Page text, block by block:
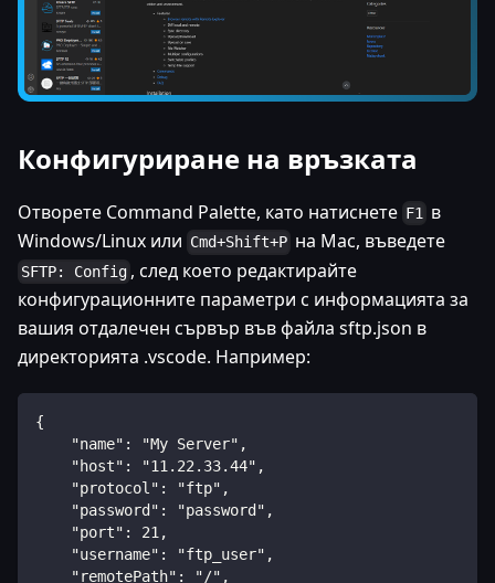
Конфигуриране на връзката
Отворете Command Palette, като натиснете F1 в
Windows/Linux или Cmd+Shift+P на Mac, въведете
SFTP: Config , след което редактирайте
конфигурационните параметри с информацията за
вашия отдалечен сървър във файла sftp.json в
директорията .vscode. Например:
{
    "name": "My Server",
    "host": "11.22.33.44",
    "protocol": "ftp",
    "password": "password",
    "port": 21,
    "username": "ftp_user",
    "remotePath": "/",